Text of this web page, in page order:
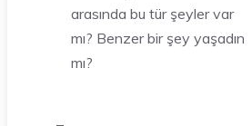
arasında bu tür şeyler var
mı? Benzer bir şey yaşadın
mı?